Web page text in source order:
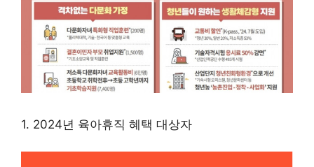
1. 2024년 육아휴직 혜택 대상자